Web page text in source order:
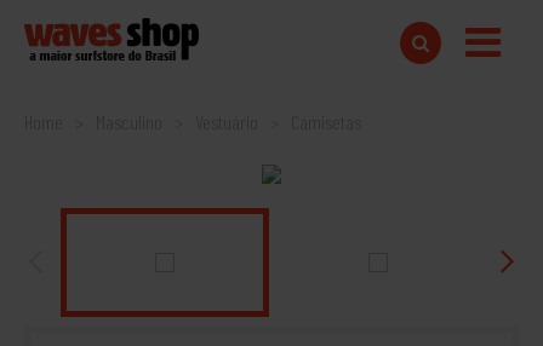
Home Camisetas